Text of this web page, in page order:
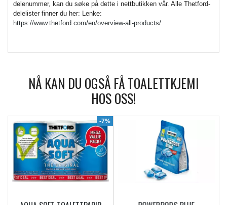
delenummer, kan du søke på dette i nettbutikken vår. Alle Thetford-
delelister finner du her: Lenke:
https://www.thetford.com/en/overview-all-products/
NÅ KAN DU OGSÅ FÅ TOALETTKJEMI
HOS OSS!
-7%